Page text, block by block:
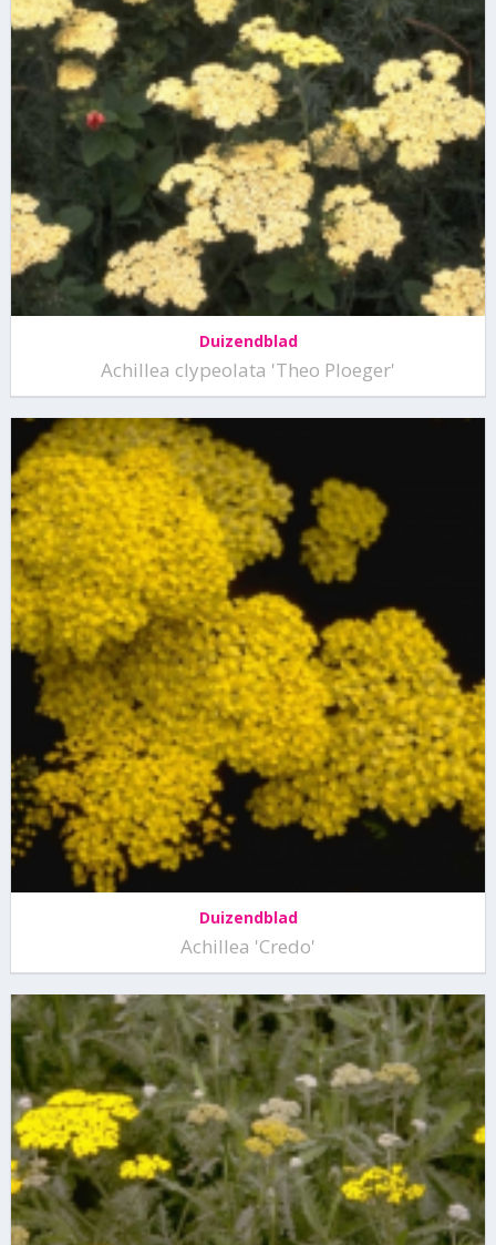
Duizendblad
Achillea clypeolata 'Theo Ploeger'
Duizendblad
Achillea 'Credo'